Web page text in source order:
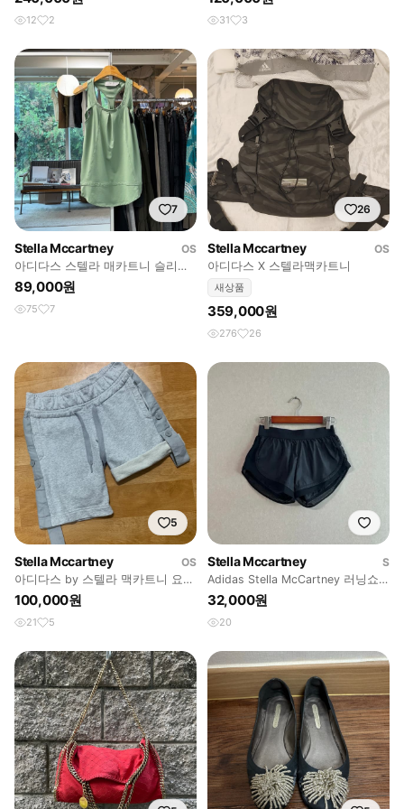
12 2 31 3
7
Stella Mccartney
OS
아디다스 스텔라 매카트니 슬리브
리스
89,000원
75 7
26
Stella Mccartney
OS
아디다스 X 스텔라맥카트니
새상품
359,000원
276 26
5
Stella Mccartney
OS
아디다스 by 스텔라 맥카트니 요가
버뮤다 롤업 쇼츠
100,000원
21 5
Stella Mccartney
S
Adidas Stella McCartney 러닝쇼
츠 80
32,000원
20